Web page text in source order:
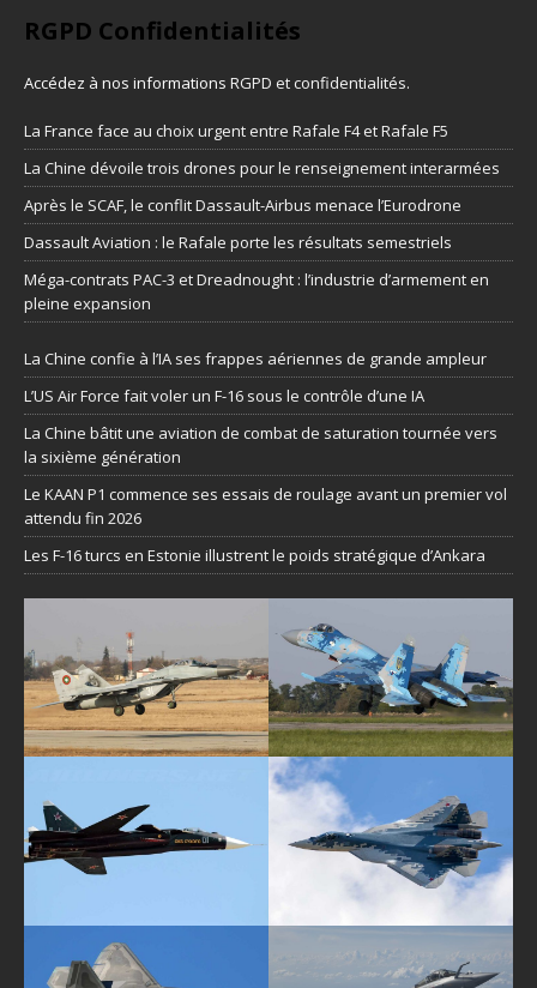
RGPD Confidentialités
Accédez à nos informations RGPD et confidentialités.
La France face au choix urgent entre Rafale F4 et Rafale F5
La Chine dévoile trois drones pour le renseignement interarmées
Après le SCAF, le conflit Dassault-Airbus menace l’Eurodrone
Dassault Aviation : le Rafale porte les résultats semestriels
Méga-contrats PAC-3 et Dreadnought : l’industrie d’armement en
pleine expansion
La Chine confie à l’IA ses frappes aériennes de grande ampleur
L’US Air Force fait voler un F-16 sous le contrôle d’une IA
La Chine bâtit une aviation de combat de saturation tournée vers
la sixième génération
Le KAAN P1 commence ses essais de roulage avant un premier vol
attendu fin 2026
Les F-16 turcs en Estonie illustrent le poids stratégique d’Ankara